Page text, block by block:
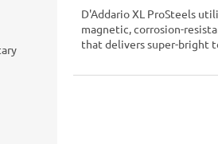
D'Addario XL ProSteels
magnetic, corrosion-
that delivers super-bright